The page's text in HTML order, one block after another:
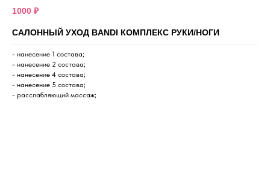
1000 ₽
САЛОННЫЙ УХОД BANDI КОМПЛЕКС РУКИ/НОГИ
- нанесение 1 состава;
- нанесение 2 состава;
- нанесение 4 состава;
- нанесение 5 состава;
- расслабляющий массаж;